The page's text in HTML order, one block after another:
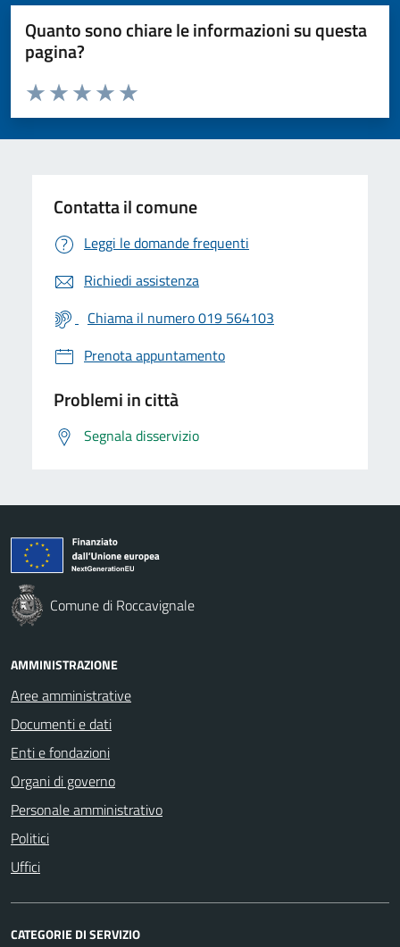
Quanto sono chiare le informazioni su questa
pagina?
Valuta da 1 a 5 stelle la pagina
Valuta 5 stelle su 5
Valuta 4 stelle su 5
Valuta 3 stelle su 5
Valuta 2 stelle su 5
Valuta 1 stelle su 5
Contatta il comune
Leggi le domande frequenti
Richiedi assistenza
Chiama il numero 019 564103
Prenota appuntamento
Problemi in città
Segnala disservizio
Comune di Roccavignale
AMMINISTRAZIONE
Aree amministrative
Documenti e dati
Enti e fondazioni
Organi di governo
Personale amministrativo
Politici
Uffici
CATEGORIE DI SERVIZIO